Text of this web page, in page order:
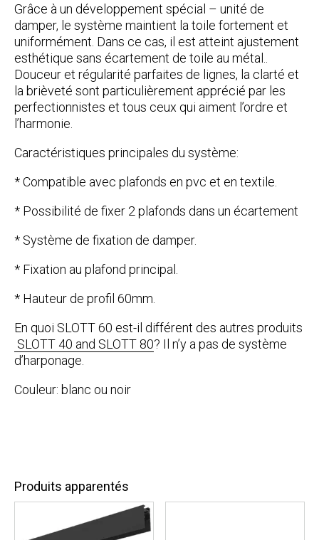
Grâce à un développement spécial – unité de
damper, le système maintient la toile fortement et
uniformément. Dans ce cas, il est atteint ajustement
esthétique sans écartement de toile au métal..
Douceur et régularité parfaites de lignes, la clarté et
la brièveté sont particulièrement apprécié par les
perfectionnistes et tous ceux qui aiment l’ordre et
l’harmonie.
Caractéristiques principales du système:
* Compatible avec plafonds en pvc et en textile.
* Possibilité de fixer 2 plafonds dans un écartement
* Système de fixation de damper.
* Fixation au plafond principal.
* Hauteur de profil 60mm.
En quoi SLOTT 60 est-il différent des autres produits
SLOTT 40 and SLOTT 80? Il n’y a pas de système
d’harponage.
Couleur: blanc ou noir
Produits apparentés